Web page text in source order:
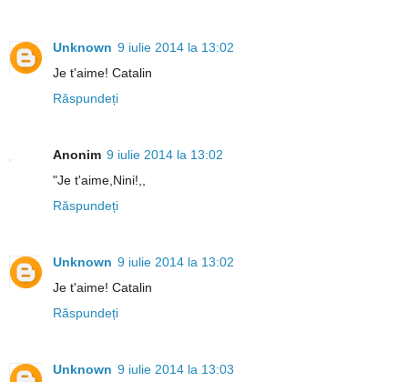
Unknown 9 iulie 2014 la 13:02
Je t'aime! Catalin
Răspundeți
Anonim 9 iulie 2014 la 13:02
"Je t'aime,Nini!,,
Răspundeți
Unknown 9 iulie 2014 la 13:02
Je t'aime! Catalin
Răspundeți
Unknown 9 iulie 2014 la 13:03